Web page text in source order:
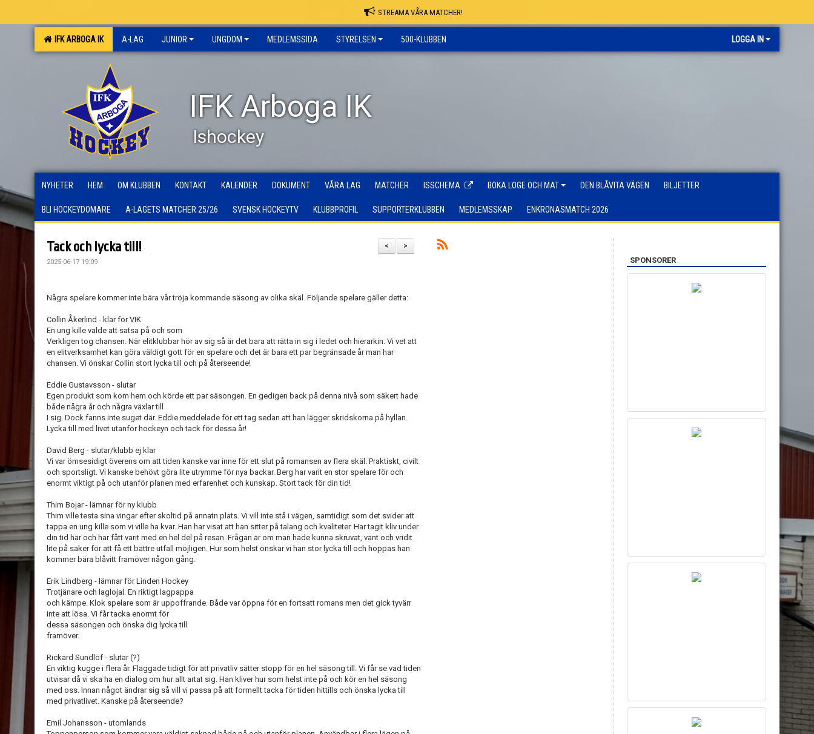
STREAMA VÅRA MATCHER!
IFK ARBOGA IK A-LAG JUNIOR UNGDOM MEDLEMSSIDA STYRELSEN 500-KLUBBEN LOGGA IN
IFK Arboga IK
Ishockey
NYHETER HEM OM KLUBBEN KONTAKT KALENDER DOKUMENT VÅRA LAG MATCHER ISSCHEMA BOKA LOGE OCH MAT DEN BLÅVITA VÄGEN BILJETTER
BLI HOCKEYDOMARE A-LAGETS MATCHER 25/26 SVENSK HOCKEYTV KLUBBPROFIL SUPPORTERKLUBBEN MEDLEMSSKAP ENKRONASMATCH 2026
>
<
Tack och lycka till!
2025-06-17 19:09
Några spelare kommer inte bära vår tröja kommande säsong av olika skäl. Följande spelare gäller detta:
Collin Åkerlind - klar för VIK
En ung kille valde att satsa på och som
Verkligen tog chansen. När elitklubbar hör av sig så är det bara att rätta in sig i ledet och hierarkin. Vi vet att
en elitverksamhet kan göra väldigt gott för en spelare och det är bara ett par begränsade år man har
chansen. Vi önskar Collin stort lycka till och på återseende!
Eddie Gustavsson - slutar
Egen produkt som kom hem och körde ett par säsongen. En gedigen back på denna nivå som säkert hade
både några år och några växlar till
I sig. Dock fanns inte suget där. Eddie meddelade för ett tag sedan att han lägger skridskorna på hyllan.
Lycka till med livet utanför hockeyn och tack för dessa år!
David Berg - slutar/klubb ej klar
Vi var ömsesidigt överens om att tiden kanske var inne för ett slut på romansen av flera skäl. Praktiskt, civilt
och sportsligt. Vi kanske behövt göra lite utrymme för nya backar. Berg har varit en stor spelare för och
enormt viktigt på och utanför planen med erfarenhet och kunskap. Stort tack för din tid!
Thim Bojar - lämnar för ny klubb
Thim ville testa sina vingar efter skoltid på annatn plats. Vi vill inte stå i vägen, samtidigt som det svider att
tappa en ung kille som vi ville ha kvar. Han har visat att han sitter på talang och kvaliteter. Har tagit kliv under
din tid här och har fått varit med en hel del på resan. Frågan är om man hade kunna skruvat, vänt och vridit
lite på saker för att få ett bättre utfall möjligen. Hur som helst önskar vi han stor lycka till och hoppas han
kommer bära blåvitt framöver någon gång.
Erik Lindberg - lämnar för Linden Hockey
Trotjänare och laglojal. En riktigt lagpappa
och kämpe. Klok spelare som är uppoffrande. Både var öppna för en fortsatt romans men det gick tyvärr
inte att lösa. Vi får tacka enormt för
dessa säsongen och önska dig lycka till
framöver.
Rickard Sundlöf - slutar (?)
En viktig kugge i flera år. Flaggade tidigt för att privatliv sätter stopp för en hel säsong till. Vi får se vad tiden
utvisar då vi ska ha en dialog om hur allt artat sig. Han kliver hur som helst inte på och kör en hel säsong
med oss. Innan något ändrar sig så vill vi passa på att formellt tacka för tiden hittills och önska lycka till
med privatlivet. Kanske på återseende?
Emil Johansson - utomlands
SPONSORER